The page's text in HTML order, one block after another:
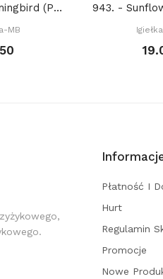
2134. - Hummingbird (PDF)
MB
Płatność I
Hurt
Regulamin
Promocje
Nowe